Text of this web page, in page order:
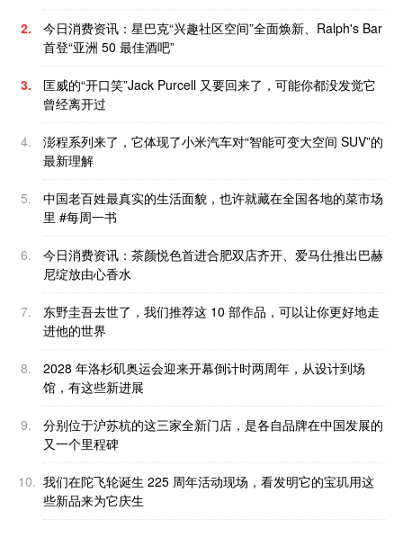
2.
今日消费资讯：星巴克“兴趣社区空间”全面焕新、Ralph's Bar
首登“亚洲 50 最佳酒吧”
3.
匡威的“开口笑”Jack Purcell 又要回来了，可能你都没发觉它
曾经离开过
4.
澎程系列来了，它体现了小米汽车对“智能可变大空间 SUV”的
最新理解
5.
中国老百姓最真实的生活面貌，也许就藏在全国各地的菜市场
里 #每周一书
6.
今日消费资讯：茶颜悦色首进合肥双店齐开、爱马仕推出巴赫
尼绽放由心香水
7.
东野圭吾去世了，我们推荐这 10 部作品，可以让你更好地走
进他的世界
8.
2028 年洛杉矶奥运会迎来开幕倒计时两周年，从设计到场
馆，有这些新进展
9.
分别位于沪苏杭的这三家全新门店，是各自品牌在中国发展的
又一个里程碑
10. 我们在陀飞轮诞生 225 周年活动现场，看发明它的宝玑用这
些新品来为它庆生